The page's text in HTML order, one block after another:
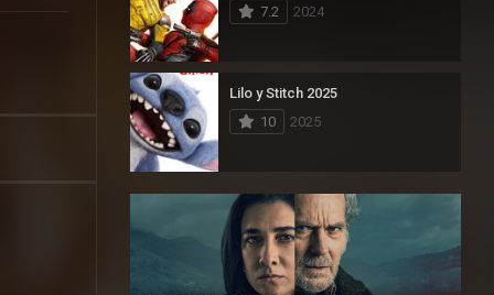
7.2
2024
Lilo y Stitch 2025
10
2025